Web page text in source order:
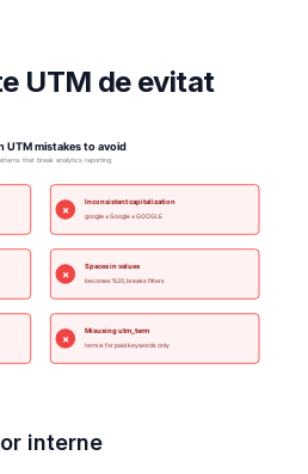
UTM de evitat
interne